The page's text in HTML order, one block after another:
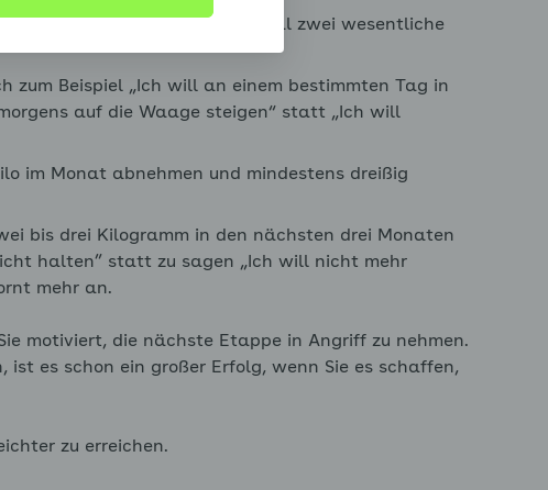
Beschränken Sie sich auf maximal zwei wesentliche
zum Beispiel „Ich will an einem bestimmten Tag in
auf die Waage steigen“ statt „Ich will
im Monat abnehmen und mindestens dreißig
bis drei Kilogramm in den nächsten drei Monaten
halten” statt zu sagen „Ich will nicht mehr
mehr an.
motiviert, die nächste Etappe in Angriff zu nehmen.
ist es schon ein großer Erfolg, wenn Sie es schaffen,
zu erreichen.